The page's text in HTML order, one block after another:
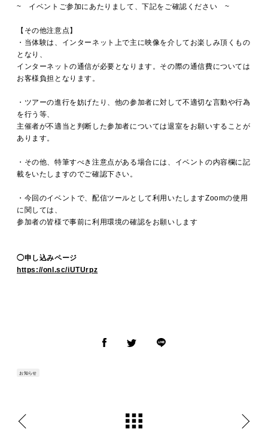
~ イベントご参加にあたりまして、下記をご確認ください ~
【その他注意点】
・当体験は、インターネット上で主に映像を介してお楽しみ頂くもの
となり、
インターネットの通信が必要となります。その際の通信費については
お客様負担となります。
・ツアーの進行を妨げたり、他の参加者に対して不適切な言動や行為
を行う等、
主催者が不適当と判断した参加者については退室をお願いすることが
あります。
・その他、特筆すべき注意点がある場合には、イベントの内容欄に記
載をいたしますのでご確認下さい。
・今回のイベントで、配信ツールとして利用いたしますZoomの使用
に関しては、
参加者の皆様で事前に利用環境の確認をお願いします
◯申し込みページ
https://onl.sc/iUTUrpz
お知らせ